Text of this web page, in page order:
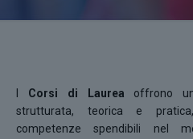
Corsi di Laurea offrono
strutturata, teorica e
competenze spendibili nel